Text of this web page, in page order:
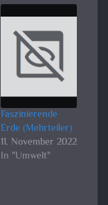
Faszinierende
Erde (Mehrteiler)
11. November 2022
In "Umwelt"